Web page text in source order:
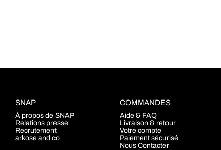
SNAP
À propos de SNAP
Relations presse
Recrutement
arkose and co
COMMANDES
Aide & FAQ
Livraison & retour
Votre compte
Paiement sécurisé
Nous Contacter